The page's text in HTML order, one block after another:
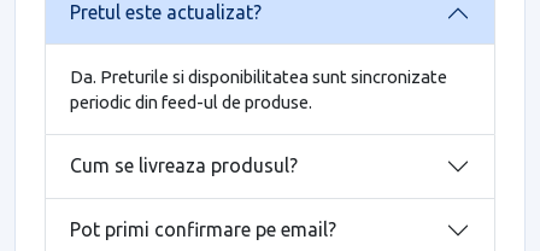
Pretul este actualizat?
Da. Preturile si disponibilitatea sunt sincronizate
periodic din feed-ul de produse.
Cum se livreaza produsul?
Pot primi confirmare pe email?